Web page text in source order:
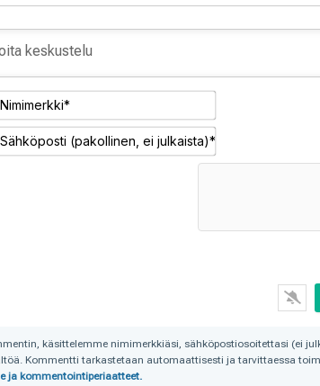
(pakollinen,
käsittelemme nimimerkkiäsi, sähköpostiosoitettasi (ei
Kommentti tarkastetaan automaattisesti ja tarvittaessa
ja kommentointiperiaatteet.